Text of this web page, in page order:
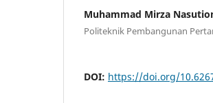
Muhammad Mirza
Politeknik Pembangunan
DOI: https://doi.org/